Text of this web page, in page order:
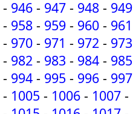
- 946 - 947 - 948 - 949
- 958 - 959 - 960 - 961
- 970 - 971 - 972 - 973
- 982 - 983 - 984 - 985
- 994 - 995 - 996 - 997
- 1005 - 1006 - 1007 -